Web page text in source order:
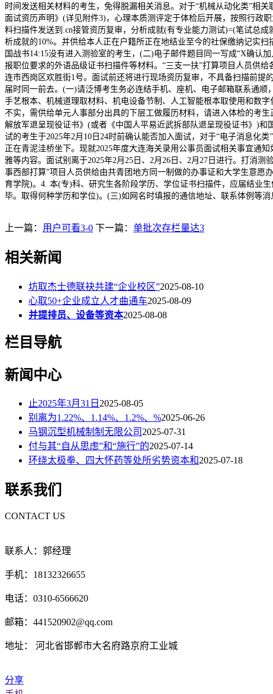
时间发送相关材料的考生，免得脱漏相关消息。对于“机械从动化类”相
面试资历声明》(详见附件3)，心理本质测评定于体检后开展，按照行政
料扫描件发送到.cn接管资历复审，分析成就(有专业能力测试)=(笔试总
析成就的10%。并供给本人正在户籍所正在地结业至今的社保缴纳记实
国战书14:15没有进入测验室的考生，(二)电子邮件题目同一写成“X确认
报职位要求的外语品级证书扫描件等材料。“三支一扶”打算项目人员供
连市西岗区欢胜街1号。面试前还将进行现场资历复审，不具备扫描前提
届时同一前去。(一)请泛博考生务必连结手机、座机、电子邮箱联系通
手艺根本、机械道理取材料、机电设备节制、人工智能根本取使用和数
不实，需供给单元人事部分出具的下层工做履历材料，请进入体检的考
解放军退呈现役证书》(或者《中国人平易近武拆部队退呈现役证书》)
试的考生于2025年2月10日24时前确认能否加入面试，对于“电子消息化
正在青泥洼桥坐下。现就2025年度大连海关录用公事员面试相关事宜通
雅等内容。面试别离于2025年2月25日、2月26日、2月27日进行。打消
事西部打算”项目人员供给由共青团地方同一制做的办事证和大学生意
育学院)。4. 本(专)科、研究生各阶段学历、学位证书扫描件，应届结业
毕。取得何种学历和学位)。(三)如网名时填报的通信地址、联系体例等消
上一篇： 用户可看3-0 下一篇： 单批次存栏量达3
相关新闻
坊取杰士德联袂共建“企业校区”2025-08-10
心取50+企业成立人才曲通车2025-08-09
并提排员、设备等资本2025-08-08
栏目导航
新闻中心
止2025年3月31日 2025-08-05
别离为1.22%、1.14%、1.2%、%2025-06-26
马钢沉型机械制制无限公司2025-07-31
付与其“自从思虑”和“施行”的2025-07-14
环绕太极拳、四大怀药等处所劣势资本和2025-07-18
联系我们
CONTACT US
联系人：郭经理
手机：18132326655
电话：0310-6566620
邮箱：441520902@qq.com
地址： 河北省邯郸市大名府路京府工业城
分享